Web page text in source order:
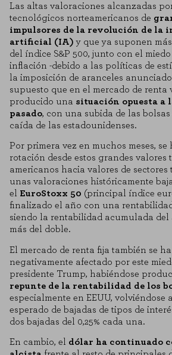
Las altas valoraciones alcanzadas
tecnológicos norteamericanos de
impulsores de la revolución de la
artificial (IA) y que ya suponen
del índice S&P 500, junto con el
inflación -debido a las políticas de
la imposición de aranceles
supuesto que en el mercado de renta
producido una situación opuesta a
pasado, con una subida de las
caída de las estadounidenses.
Por primera vez en muchos meses, se
rotación desde estos grandes valores
americanos hacia valores de
unas valoraciones históricamente
el EuroStoxx 50 (principal índice
finalizado el año con una
siendo la rentabilidad acumulada del
más del doble.
El mercado de renta fija también se
negativamente afectado por este
presidente Trump, habiéndose
repunte de la rentabilidad de los
especialmente en EEUU, volviéndose
esperado de bajadas de tipos de
dos bajadas del 0,25% cada una.
En cambio, el dólar ha continuado